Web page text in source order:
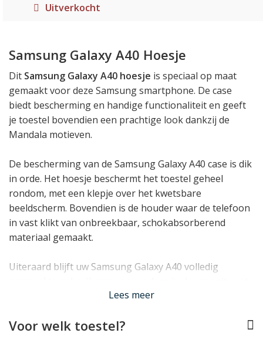
Uitverkocht
Samsung Galaxy A40 Hoesje
Dit Samsung Galaxy A40 hoesje is speciaal op maat
gemaakt voor deze Samsung smartphone. De case
biedt bescherming en handige functionaliteit en geeft
je toestel bovendien een prachtige look dankzij de
Mandala motieven.
De bescherming van de Samsung Galaxy A40 case is dik
in orde. Het hoesje beschermt het toestel geheel
rondom, met een klepje over het kwetsbare
beeldscherm. Bovendien is de houder waar de telefoon
in vast klikt van onbreekbaar, schokabsorberend
materiaal gemaakt.
Uiteraard blijft uw Samsung Galaxy A40 volledig
alle toetsen, aansluitingen en de camera is rekening
3 voor pasjes en 1 voor briefgeld en bonnetjes. Tot slot
Lees meer
Voor welk toestel?